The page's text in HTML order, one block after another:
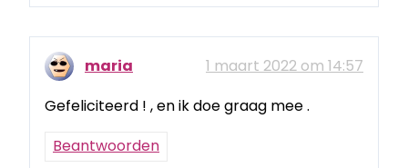
maria
1 maart 2022 om 14:57
Gefeliciteerd ! , en ik doe graag mee .
Beantwoorden